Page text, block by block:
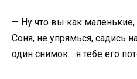
— Ну что вы как маленькие,
Соня, не упрямься, садись
один снимок… я тебе его